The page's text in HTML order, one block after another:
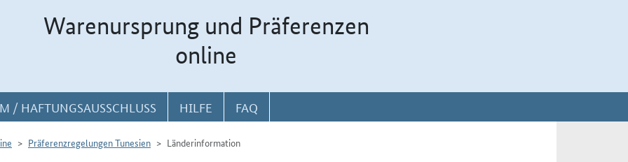
Warenursprung und Präferenzen
online
/ HAFTUNGSAUSSCHLUSS HILFE FAQ
Präferenzregelungen Tunesien Länderinformation